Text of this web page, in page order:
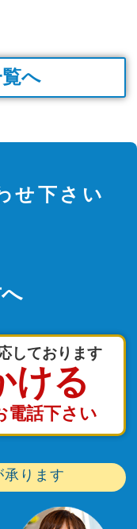
へ
せ下さい
しております
ける
電話下さい
ります